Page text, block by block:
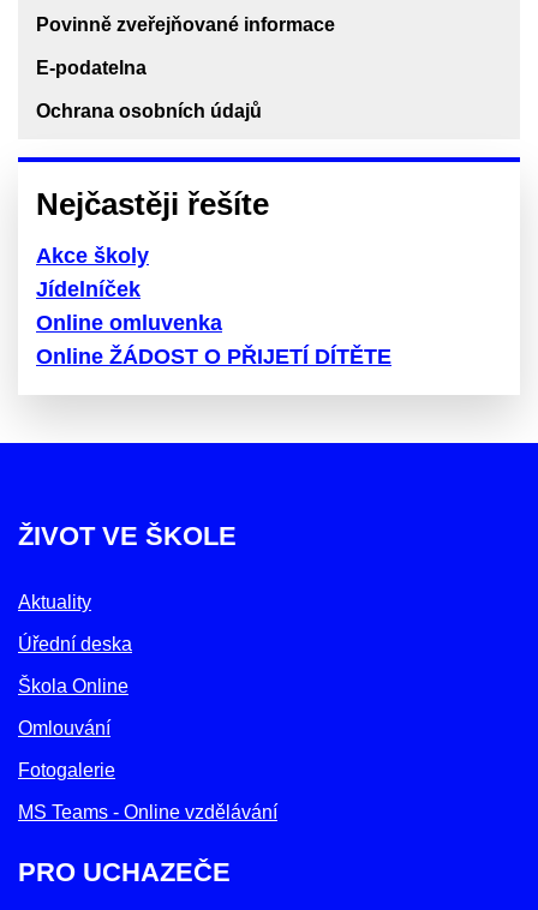
Povinně zveřejňované informace
E-podatelna
Ochrana osobních údajů
Nejčastěji řešíte
Akce školy
Jídelníček
Online omluvenka
Online ŽÁDOST O PŘIJETÍ DÍTĚTE
ŽIVOT VE ŠKOLE
Aktuality
Úřední deska
Škola Online
Omlouvání
Fotogalerie
MS Teams - Online vzdělávání
PRO UCHAZEČE